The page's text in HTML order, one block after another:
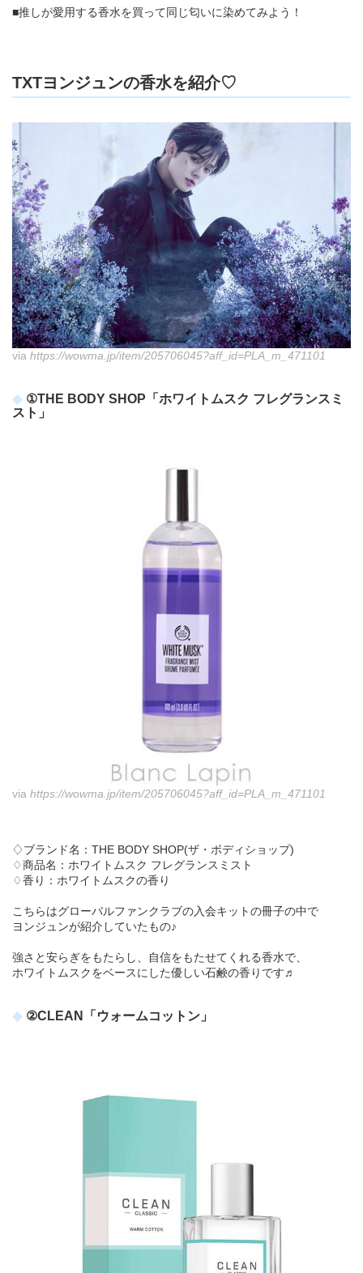
■推しが愛用する香水を買って同じ匂いに染めてみよう！
TXTヨンジュンの香水を紹介♡
via https://wowma.jp/item/205706045?aff_id=PLA_m_471101
①THE BODY SHOP「ホワイトムスク フレグランスミ
スト」
via https://wowma.jp/item/205706045?aff_id=PLA_m_471101
♢ブランド名：THE BODY SHOP(ザ・ボディショップ)
♢商品名：ホワイトムスク フレグランスミスト
♢香り：ホワイトムスクの香り
こちらはグローバルファンクラブの入会キットの冊子の中で
ヨンジュンが紹介していたもの♪
強さと安らぎをもたらし、自信をもたせてくれる香水で、
ホワイトムスクをベースにした優しい石鹸の香りです♬
②CLEAN「ウォームコットン」